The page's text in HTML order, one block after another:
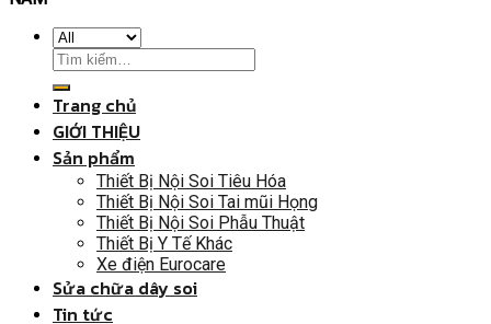
Trang chủ
GIỚI THIỆU
Sản phẩm
Thiết Bị Nội Soi Tiêu Hóa
Thiết Bị Nội Soi Tai mũi Họng
Thiết Bị Nội Soi Phẫu Thuật
Thiết Bị Y Tế Khác
Xe điện Eurocare
Sửa chữa dây soi
Tin tức